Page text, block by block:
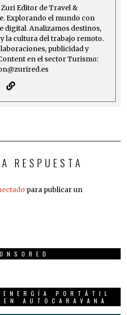
Editor de Travel &
Explorando el mundo con
digital. Analizamos destinos,
la cultura del trabajo remoto.
publicidad y
en el sector Turismo:
RESPUESTA
para publicar un
PORTÁTIL
AUTOCARAVANA